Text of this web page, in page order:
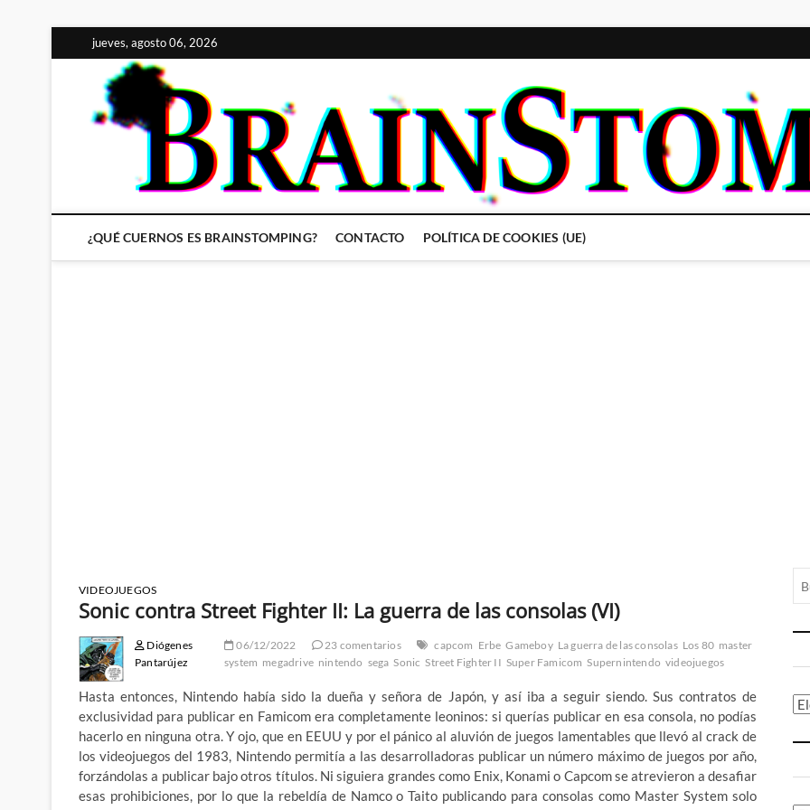
al
contenido
jueves, agosto 06, 2026
¿QUÉ CUERNOS ES BRAINSTOMPING? CONTACTO POLÍTICA DE COOKIES (UE)
VIDEOJUEGOS
Sonic contra Street Fighter II: La guerra de las consolas (VI)
Diógenes
Pantarújez
06/12/2022 23 comentarios capcom Erbe Gameboy La guerra de las consolas Los 80 master
system megadrive nintendo sega Sonic Street Fighter II Super Famicom Supernintendo videojuegos
Hasta entonces, Nintendo había sido la dueña y señora de Japón, y así iba a seguir siendo. Sus contratos de
exclusividad para publicar en Famicom era completamente leoninos: si querías publicar en esa consola, no podías
hacerlo en ninguna otra. Y ojo, que en EEUU y por el pánico al aluvión de juegos lamentables que llevó al crack de
los videojuegos del 1983, Nintendo permitía a las desarrolladoras publicar un número máximo de juegos por año,
forzándolas a publicar bajo otros títulos. Ni siguiera grandes como Enix, Konami o Capcom se atrevieron a desafiar
esas prohibiciones, por lo que la rebeldía de Namco o Taito publicando para consolas como Master System solo